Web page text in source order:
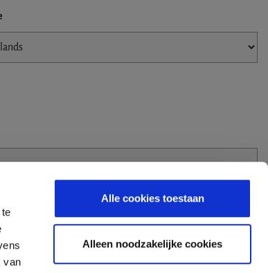
van
Alle cookies toestaan
Alleen noodzakelijke cookies